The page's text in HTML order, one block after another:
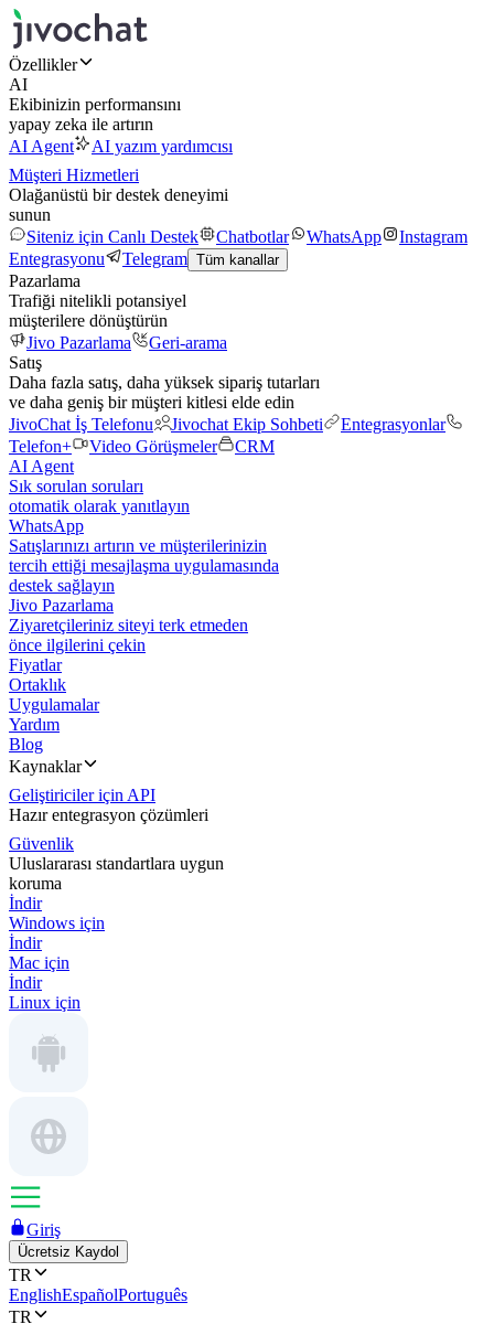
Özellikler
AI
Ekibinizin performansını
yapay zeka ile artırın
AI Agent
AI yazım yardımcısı
Müşteri Hizmetleri
Olağanüstü bir destek deneyimi
sunun
Siteniz için Canlı Destek
Chatbotlar WhatsApp
Instagram
Entegrasyonu
Telegram Tüm kanallar
Pazarlama
Trafiği nitelikli potansiyel
müşterilere dönüştürün
Jivo Pazarlama
Geri-arama
Satış
Daha fazla satış, daha yüksek sipariş tutarları
ve daha geniş bir müşteri kitlesi elde edin
JivoChat İş Telefonu
Jivochat Ekip Sohbeti
Entegrasyonlar
Telefon+
Video Görüşmeler
CRM
AI Agent
Sık sorulan soruları
otomatik olarak yanıtlayın
WhatsApp
Satışlarınızı artırın ve müşterilerinizin
tercih ettiği mesajlaşma uygulamasında
destek sağlayın
Jivo Pazarlama
Ziyaretçileriniz siteyi terk etmeden
önce ilgilerini çekin
Fiyatlar
Ortaklık
Uygulamalar
Yardım
Blog
Kaynaklar
Geliştiriciler için API
Hazır entegrasyon çözümleri
Güvenlik
Uluslararası standartlara uygun
koruma
İndir
Windows için
İndir
Mac için
İndir
Linux için
Giriş
Ücretsiz Kaydol
TR
EnglishEspañolPortuguês
TR